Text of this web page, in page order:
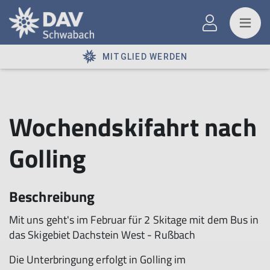
MITGLIED WERDEN
Wochendskifahrt nach
Golling
Beschreibung
Mit uns geht's im Februar für 2 Skitage mit dem Bus in
das Skigebiet Dachstein West - Rußbach
Die Unterbringung erfolgt in Golling im